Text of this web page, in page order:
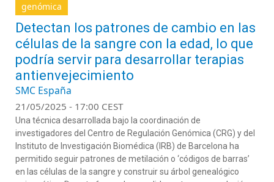
genómica
Detectan los patrones de cambio en las
células de la sangre con la edad, lo que
podría servir para desarrollar terapias
antienvejecimiento
SMC España
21/05/2025 - 17:00 CEST
Una técnica desarrollada bajo la coordinación de
investigadores del Centro de Regulación Genómica (CRG) y del
Instituto de Investigación Biomédica (IRB) de Barcelona ha
permitido seguir patrones de metilación o ‘códigos de barras’
en las células de la sangre y construir su árbol genealógico